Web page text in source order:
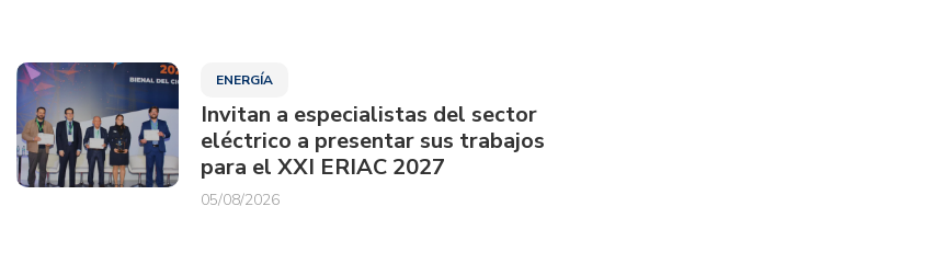
ENERGÍA
Invitan a especialistas del sector
eléctrico a presentar sus trabajos
para el XXI ERIAC 2027
05/08/2026